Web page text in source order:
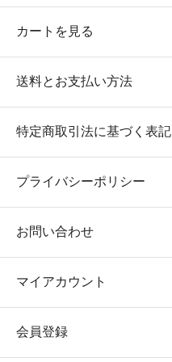
カートを見る
送料とお支払い方法
特定商取引法に基づく表記
プライバシーポリシー
お問い合わせ
マイアカウント
会員登録